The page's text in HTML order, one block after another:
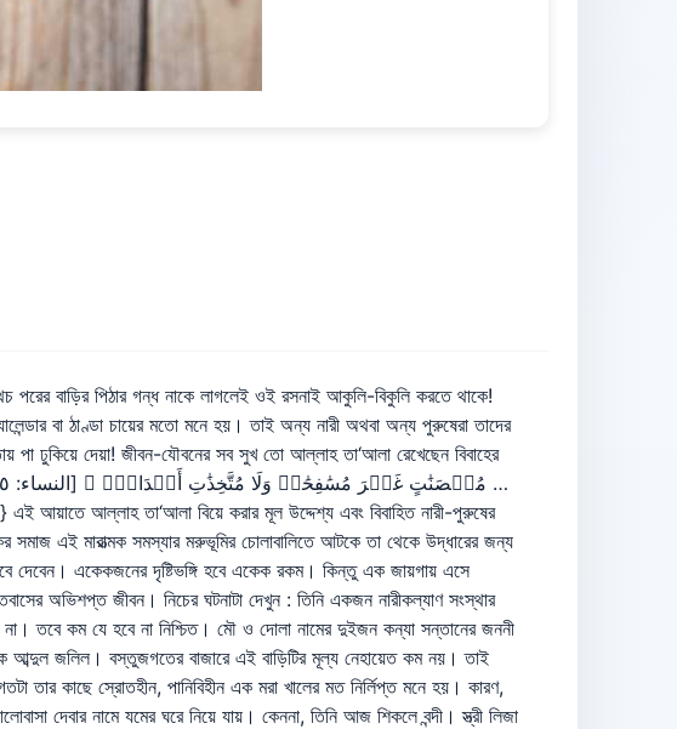
পরের বাড়ির পিঠার গন্ধ নাকে লাগলেই ওই রসনাই আকুলি-বিকুলি করতে থাকে!
বা ঠাণ্ডা চায়ের মতো মনে হয়। তাই অন্য নারী অথবা অন্য পুরুষেরা তাদের
ঢুকিয়ে দেয়া! জীবন-যৌবনের সব সুখ তো আল্লাহ তা‘আলা রেখেছেন বিবাহের
এই আয়াতে আল্লাহ তা‘আলা বিয়ে করার মূল উদ্দেশ্য এবং বিবাহিত নারী-পুরুষের
এই মারাত্মক সমস্যার মরুভূমির চোলাবালিতে আটকে তা থেকে উদ্ধারের জন্য
দেবেন। একেকজনের দৃষ্টিভঙ্গি হবে একেক রকম। কিন্তু এক জায়গায় এসে
অভিশপ্ত জীবন। নিচের ঘটনাটা দেখুন : তিনি একজন নারীকল্যাণ সংস্থার
তবে কম যে হবে না নিশ্চিত। মৌ ও দোলা নামের দুইজন কন্যা সন্তানের জননী
আব্দুল জলিল। বস্তুজগতের বাজারে এই বাড়িটির মূল্য নেহায়েত কম নয়। তাই
কাছে স্রোতহীন, পানিবিহীন এক মরা খালের মত নির্লিপ্ত মনে হয়। কারণ,
দেবার নামে যমের ঘরে নিয়ে যায়। কেননা, তিনি আজ শিকলে বন্দী। স্ত্রী লিজা